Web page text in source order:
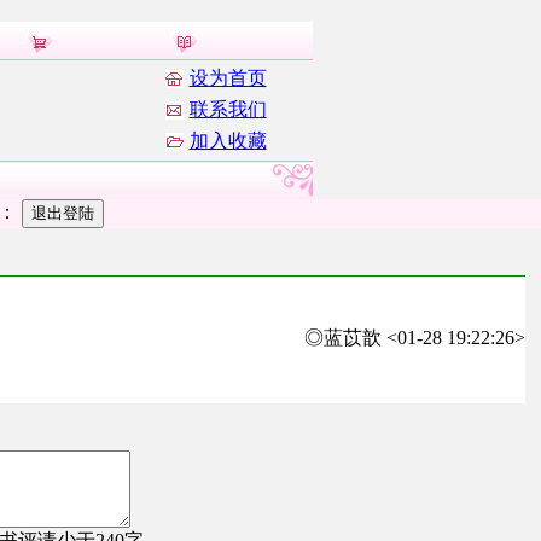
设为首页
联系我们
加入收藏
◎蓝苡歆 <01-28 19:22:26>